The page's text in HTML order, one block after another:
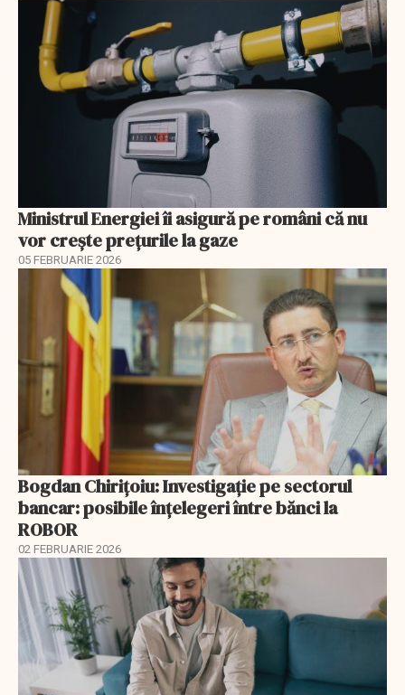
Ministrul Energiei îi asigură pe români că nu
vor creşte preţurile la gaze
05 FEBRUARIE 2026
Bogdan Chirițoiu: Investigație pe sectorul
bancar: posibile înțelegeri între bănci la
ROBOR
02 FEBRUARIE 2026